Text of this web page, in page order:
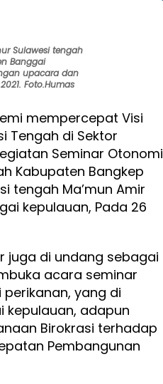
Sulawesi tengah
Banggai
upacara dan
Foto.Humas
mempercepat Visi
Tengah di Sektor
Seminar Otonomi
Kabupaten Bangkep
tengah Ma’mun Amir
kepulauan, Pada 26
juga di undang sebagai
acara seminar
yang di
kepulauan, adapun
Birokrasi terhadap
Pembangunan